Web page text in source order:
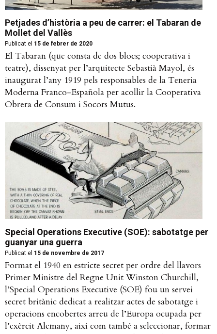
Petjades d’història a peu de carrer: el Tabaran de
Mollet del Vallès
Publicat el 15 de febrer de 2020
El Tabaran (que consta de dos blocs; cooperativa i
teatre), dissenyat per l’arquitecte Sebastià Mayol, és
inaugurat l’any 1919 pels responsables de la Teneria
Moderna Franco-Española per acollir la Cooperativa
Obrera de Consum i Socors Mutus.
Special Operations Executive (SOE): sabotatge per
guanyar una guerra
Publicat el 15 de novembre de 2017
Format el 1940 en estricte secret per ordre del llavors
Primer Ministre del Regne Unit Winston Churchill,
l’Special Operations Executive (SOE) fou un servei
secret britànic dedicat a realitzar actes de sabotatge i
operacions encobertes arreu de l’Europa ocupada per
l’exèrcit Alemany, així com també a seleccionar, formar